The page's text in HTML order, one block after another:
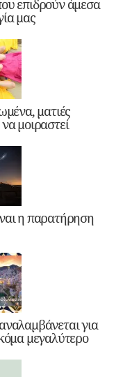
επιδρούν άμεσα
μας
ματιές
μοιραστεί
η παρατήρηση
για
μεγαλύτερο